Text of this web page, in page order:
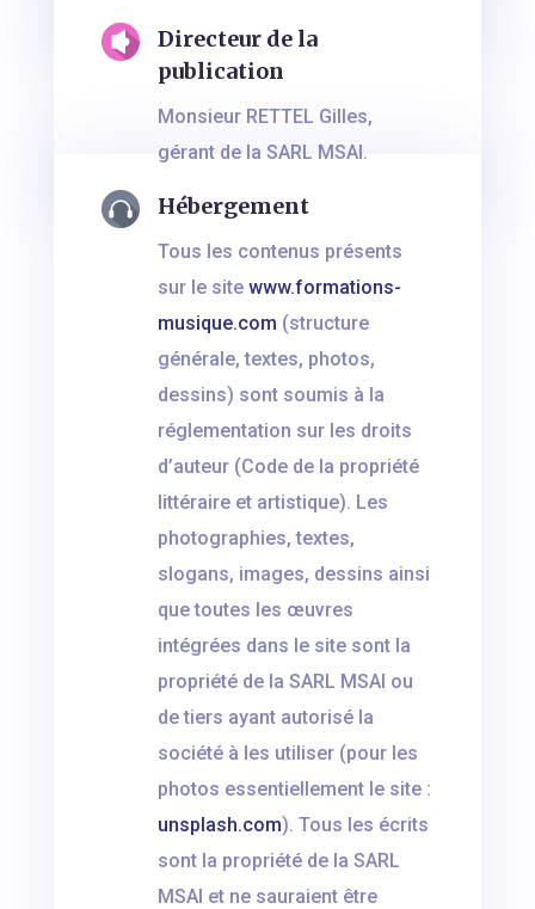
Directeur de la
publication
Monsieur RETTEL Gilles,
gérant de la SARL MSAI.
Hébergement
Tous les contenus présents
sur le site www.formations-
musique.com (structure
générale, textes, photos,
dessins) sont soumis à la
réglementation sur les droits
d’auteur (Code de la propriété
littéraire et artistique). Les
photographies, textes,
slogans, images, dessins ainsi
que toutes les œuvres
intégrées dans le site sont la
propriété de la SARL MSAI ou
de tiers ayant autorisé la
société à les utiliser (pour les
photos essentiellement le site :
unsplash.com). Tous les écrits
sont la propriété de la SARL
MSAI et ne sauraient être